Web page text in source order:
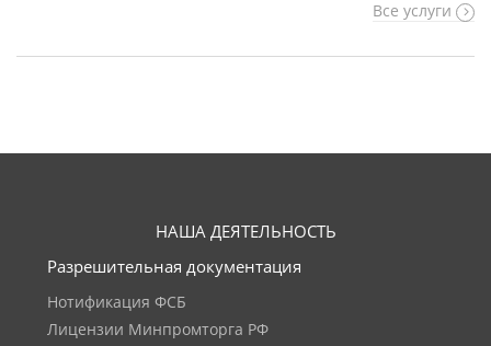
Все услуги
НАША ДЕЯТЕЛЬНОСТЬ
Разрешительная документация
Нотификация ФСБ
Лицензии Минпромторга РФ